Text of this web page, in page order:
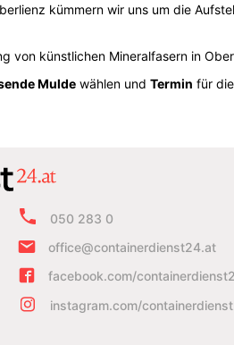
kümmern wir uns um die
von künstlichen Mineralfasern in
Muldewählen und Termin für
050 283 0
office@containerdienst24.at
facebook.com/
instagram.com/